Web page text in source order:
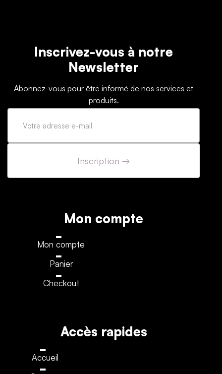
Inscrivez-vous à notre
Newsletter
Abonnez-vous pour être informé de nos services et
produits.
Mon compte
Mon compte
Panier
Checkout
Accès rapides
Accueil